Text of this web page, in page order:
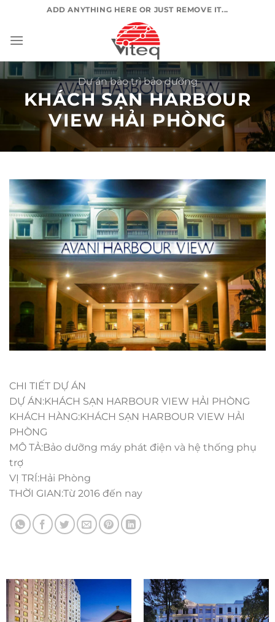
nội
ADD ANYTHING HERE OR JUST REMOVE IT...
Dự án bảo trì bảo dưỡng
KHÁCH SẠN HARBOUR
VIEW HẢI PHÒNG
CHI TIẾT DỰ ÁN
DỰ ÁN:KHÁCH SẠN HARBOUR VIEW HẢI PHÒNG
KHÁCH HÀNG:KHÁCH SẠN HARBOUR VIEW HẢI
PHÒNG
MÔ TẢ:Bảo dưỡng máy phát điện và hệ thống phụ
trợ
VỊ TRÍ:Hải Phòng
THỜI GIAN:Từ 2016 đến nay